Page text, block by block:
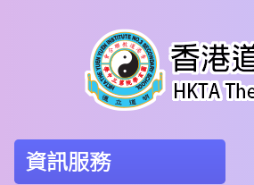
資訊服務